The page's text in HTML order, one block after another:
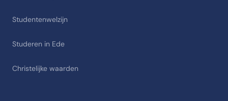
Studentenwelzijn
Studeren in Ede
Christelijke waarden